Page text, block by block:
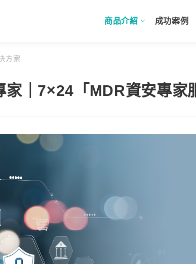
商品介紹 成功案例
方案
家｜7×24「MDR資安專家